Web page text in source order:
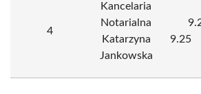
4
Kancelaria
Notarialna
Katarzyna
Jankowska
9.25